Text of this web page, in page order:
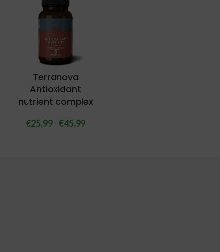
Terranova
Antioxidant
nutrient complex
€25,99- €45,99